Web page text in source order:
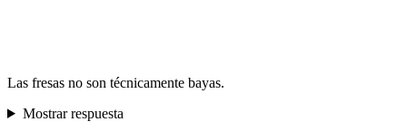
Las fresas no son técnicamente bayas.
Mostrar respuesta